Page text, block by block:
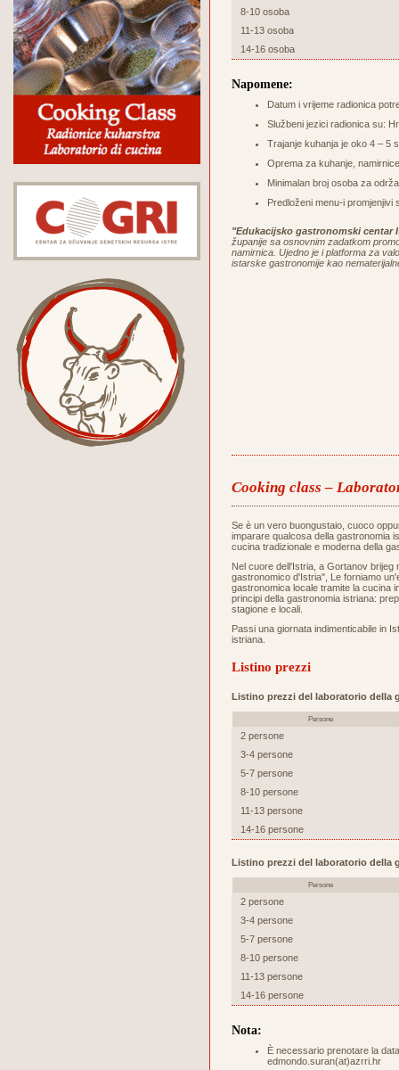
8-10 osoba
11-13 osoba
14-16 osoba
Napomene:
Datum i vrijeme radionica
Službeni jezici radionica su:
Trajanje kuhanja je oko 4 – 5
Oprema za kuhanje,
Minimalan broj osoba za
Predloženi menu-i promjenjivi
"Edukacijsko gastronomski centar
županije sa osnovnim zadatkom
namirnica. Ujedno je i platforma za
istarske gastronomije kao
Cooking class –
Se è un vero buongustaio, cuoco
imparare qualcosa della gastronomia
cucina tradizionale e moderna della
Nel cuore dell'Istria, a Gortanov
gastronomico d'Istria", Le forniamo
gastronomica locale tramite la cucina
principi della gastronomia istriana:
stagione e locali.
Passi una giornata indimenticabile in
istriana.
Listino prezzi
Listino prezzi del laboratorio della
Persone
2 persone
3-4 persone
5-7 persone
8-10 persone
11-13 persone
14-16 persone
Listino prezzi del laboratorio della
Persone
2 persone
3-4 persone
5-7 persone
8-10 persone
11-13 persone
14-16 persone
Nota:
È necessario prenotare la
edmondo.suran(at)azrri.hr